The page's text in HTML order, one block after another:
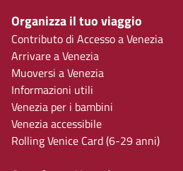
Organizza il tuo viaggio
Contributo di Accesso a Venezia
Arrivare a Venezia
Muoversi a Venezia
Informazioni utili
Venezia per i bambini
Venezia accessibile
Rolling Venice Card (6-29 anni)